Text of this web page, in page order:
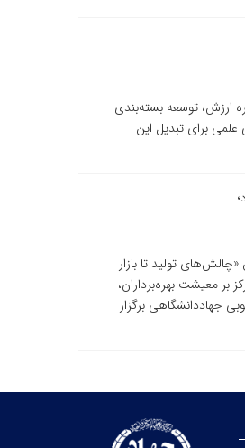
ارزش، توسعه بسته‌بندی
برای تبدیل این
تولید تا بازار
بر معیشت بهره‌برداران،
جهاددانشگاهی برگزار